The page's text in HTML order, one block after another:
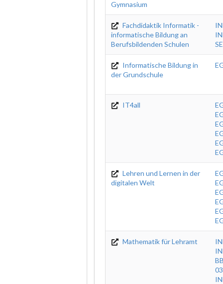
Gymnasium
Fachdidaktik Informatik -
informatische Bildung an
Berufsbildenden Schulen
Informatische Bildung in
der Grundschule
IT4all
Lehren und Lernen in der
digitalen Welt
Mathematik für Lehramt
03